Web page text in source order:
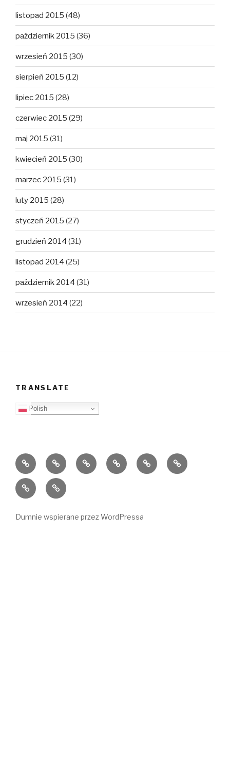
listopad 2015 (48)
październik 2015 (36)
wrzesień 2015 (30)
sierpień 2015 (12)
lipiec 2015 (28)
czerwiec 2015 (29)
maj 2015 (31)
kwiecień 2015 (30)
marzec 2015 (31)
luty 2015 (28)
styczeń 2015 (27)
grudzień 2014 (31)
listopad 2014 (25)
październik 2014 (31)
wrzesień 2014 (22)
TRANSLATE
Polish
O
blogu
Top
Lista
Ewangelizacja
Father
Daniel
Video
Blog
PB
KontaktŚlady
w
Dumnie wspierane przez WordPressa